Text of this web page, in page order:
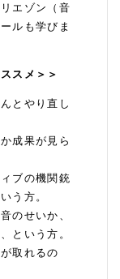
エゾン（音
ルも学びま
スメ＞＞
とやり直し
成果が見ら
ブの機関銃
う方。
のせいか、
という方。
取れるの